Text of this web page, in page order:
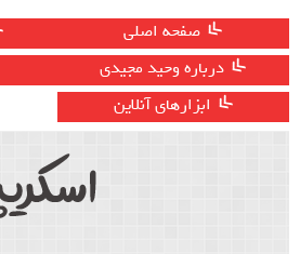
صفحه اصلی
درباره وحید مجیدی
ابزارهای آنلاین